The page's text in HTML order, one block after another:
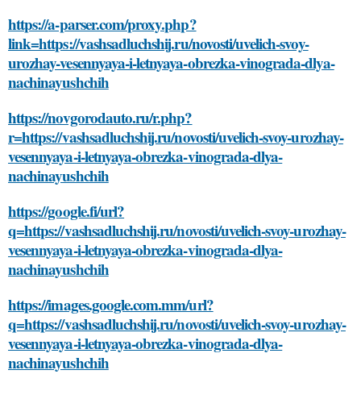
https://a-parser.com/proxy.php?
link=https://vashsadluchshij.ru/novosti/uvelich-svoy-
urozhay-vesennyaya-i-letnyaya-obrezka-vinograda-dlya-
nachinayushchih
https://novgorodauto.ru/r.php?
r=https://vashsadluchshij.ru/novosti/uvelich-svoy-urozhay-
vesennyaya-i-letnyaya-obrezka-vinograda-dlya-
nachinayushchih
https://google.fi/url?
q=https://vashsadluchshij.ru/novosti/uvelich-svoy-urozhay-
vesennyaya-i-letnyaya-obrezka-vinograda-dlya-
nachinayushchih
https://images.google.com.mm/url?
q=https://vashsadluchshij.ru/novosti/uvelich-svoy-urozhay-
vesennyaya-i-letnyaya-obrezka-vinograda-dlya-
nachinayushchih